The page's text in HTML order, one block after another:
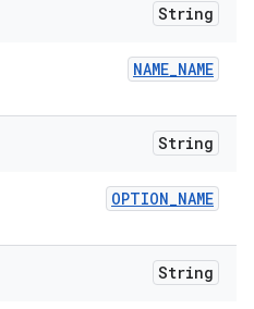
String
NAME_NAME
String
OPTION_NAME
String